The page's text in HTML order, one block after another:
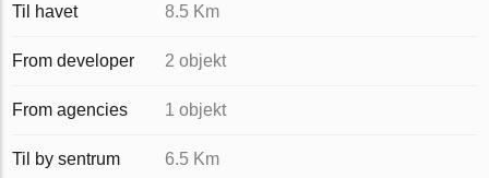
Til havet 8.5 Km
From developer 2 objekt
From agencies 1 objekt
Til by sentrum 6.5 Km